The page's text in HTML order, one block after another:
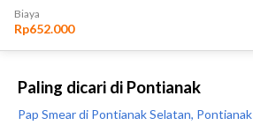
Paling dicari di Pontianak
Pap Smear di Pontianak Selatan, Pontianak